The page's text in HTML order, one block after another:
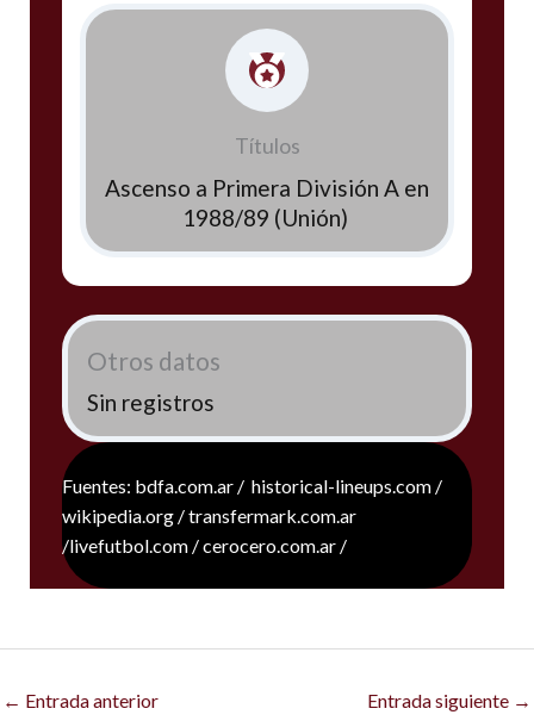
Títulos
Ascenso a Primera División A en
1988/89 (Unión)
Otros datos
Sin registros
Fuentes: bdfa.com.ar / historical-lineups.com /
wikipedia.org / transfermark.com.ar
/livefutbol.com / cerocero.com.ar /
← Entrada anterior Entrada siguiente →